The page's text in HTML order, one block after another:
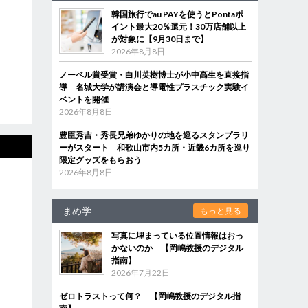
韓国旅行でau PAYを使うとPontaポ
イント最大20％還元！30万店舗以上
が対象に【9月30日まで】
2026年8月8日
ノーベル賞受賞・白川英樹博士が小中高生を直接指
導 名城大学が講演会と導電性プラスチック実験イ
ベントを開催
2026年8月8日
豊臣秀吉・秀長兄弟ゆかりの地を巡るスタンプラリ
ーがスタート 和歌山市内5カ所・近畿6カ所を巡り
限定グッズをもらおう
2026年8月8日
まめ学 もっと見る
写真に埋まっている位置情報はおっ
かないのか 【岡嶋教授のデジタル
指南】
2026年7月22日
ゼロトラストって何？ 【岡嶋教授のデジタル指